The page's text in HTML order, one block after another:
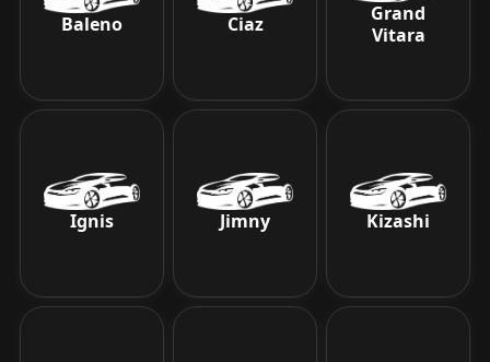
Baleno Ciaz
Grand
Vitara
Ignis Jimny Kizashi